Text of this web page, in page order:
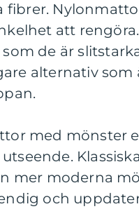
fibrer.
att
de är
alternativ
med mönster
mer moderna
och